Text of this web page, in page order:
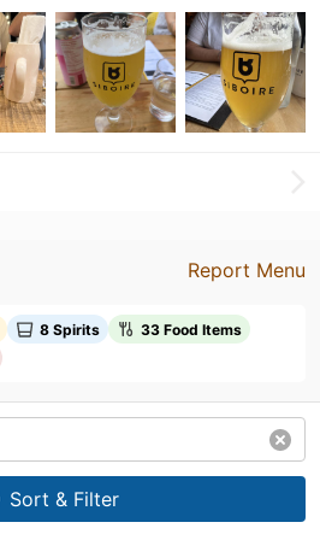
Report Menu
8 Spirits
33 Food Items
Sort & Filter